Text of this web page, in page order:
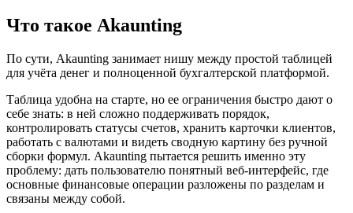
Что такое Akaunting
По сути, Akaunting занимает нишу между простой таблицей
для учёта денег и полноценной бухгалтерской платформой.
Таблица удобна на старте, но ее ограничения быстро дают о
себе знать: в ней сложно поддерживать порядок,
контролировать статусы счетов, хранить карточки клиентов,
работать с валютами и видеть сводную картину без ручной
сборки формул. Akaunting пытается решить именно эту
проблему: дать пользователю понятный веб-интерфейс, где
основные финансовые операции разложены по разделам и
связаны между собой.